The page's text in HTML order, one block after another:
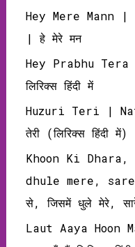
Hey Mere Mann
| हे मेरे मन
Hey Prabhu Tera
लिरिक्‍स हिंदी में
Huzuri Teri |
तेरी (लिरिक्‍स हिंदी में)
Khoon Ki
dhule mere, sare
से, जिसमें धुले मेरे,
Laut Aaya